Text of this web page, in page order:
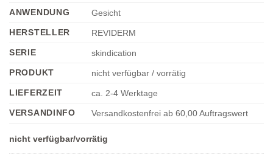
für
dieses
ANWENDUNG
Gesicht
HERSTELLER
REVIDERM
SERIE
skindication
PRODUKT
nicht verfügbar / vorrätig
LIEFERZEIT
ca. 2-4 Werktage
VERSANDINFO
Versandkostenfrei ab 60,00 Auftragswert
nicht verfügbar/vorrätig